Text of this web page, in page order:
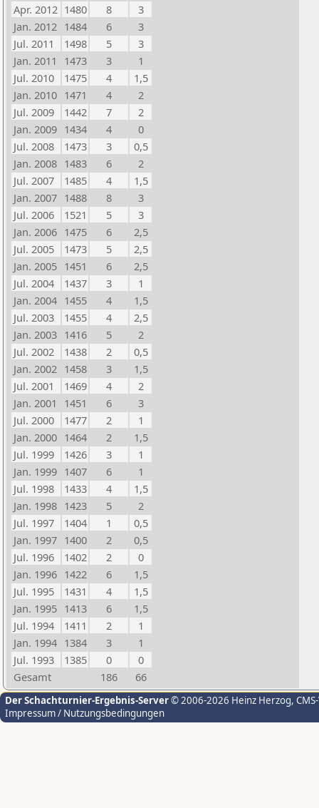
Apr. 2012 1480 8
3
Jan. 2012 1484 6
3
Jul. 2011
1498 5
3
Jan. 2011
1473 3
1
Jul. 2010
1475 4
1,5
Jan. 2010 1471 4
2
Jul. 2009
1442 7
2
Jan. 2009 1434 4
0
Jul. 2008
1473 3
0,5
Jan. 2008 1483 6
2
Jul. 2007
1485 4
1,5
Jan. 2007 1488 8
3
Jul. 2006
1521 5
3
Jan. 2006 1475 6
2,5
Jul. 2005
1473 5
2,5
Jan. 2005 1451 6
2,5
Jul. 2004
1437 3
1
Jan. 2004 1455 4
1,5
Jul. 2003
1455 4
2,5
Jan. 2003 1416 5
2
Jul. 2002
1438 2
0,5
Jan. 2002 1458 3
1,5
Jul. 2001
1469 4
2
Jan. 2001
1451 6
3
Jul. 2000
1477 2
1
Jan. 2000 1464 2
1,5
Jul. 1999
1426 3
1
Jan. 1999 1407 6
1
Jul. 1998
1433 4
1,5
Jan. 1998 1423 5
2
Jul. 1997
1404 1
0,5
Jan. 1997 1400 2
0,5
Jul. 1996
1402 2
0
Jan. 1996 1422 6
1,5
Jul. 1995
1431 4
1,5
Jan. 1995 1413 6
1,5
Jul. 1994
1411 2
1
Jan. 1994 1384 3
1
Jul. 1993
1385 0
0
Gesamt
186 66
Der Schachturnier-Ergebnis-Server© 2006-2026 Heinz Herzog,
Impressum / Nutzungsbedingungen